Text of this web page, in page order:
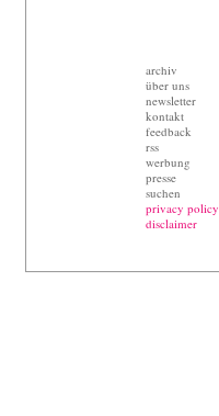
archiv
über uns
newsletter
kontakt
feedback
rss
werbung
presse
suchen
privacy policy
disclaimer